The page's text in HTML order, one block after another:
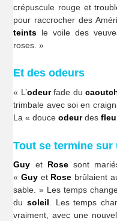
crépuscule rouge et
pour raccrocher des
teints le voile des
roses. »
Et des odeurs
« L’odeurfade du
trimbale avec soi en
La « douceodeurdes
Tout se termine
Guy et Rosesont
«Guy et Rose brûlaient
sable. » Les temps
du soleil. Les temps
vraiment, avec une